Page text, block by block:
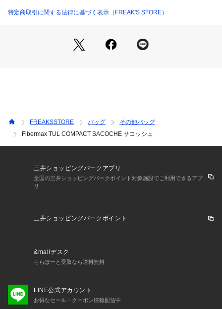
●バッグインバッグとしても使用でき旅行や通勤時のサブバッ
スタマイズも楽しめる仕様
●シンプルなデザインでユニセックスに使える実用性の高いア
【サイト表記：タグ表記】
・グレー：GRY
・イエロー：YEL
※掲載画像の商品のお色味につきましては、屋外や屋内の光の
※着用、お取り扱いの際は、商品についている品質表示とアテ
特定商取引に関する法律に基づく表示（FREAK'S STORE）
FREAKSSTORE バッグ
その他バッグ
Fibermax TUL COMPACT SACOCHE サコッシュ
三井ショッピングパークアプリ
全国の三井ショッピングパークポイント対象施設でご利用できるアプ
リ
三井ショッピングパークポイント
&mallデスク
ららぽーと受取なら送料無料
LINE公式アカウント
お得なセール・クーポン情報配信中